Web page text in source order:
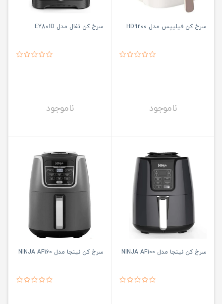
سرخ کن فیلیپس مدل HD9200
ناموجود
سرخ کن تفال مدل EY801D
ناموجود
سرخ کن نینجا مدل NINJA AF100 سرخ کن نینجا مدل NINJA AF160